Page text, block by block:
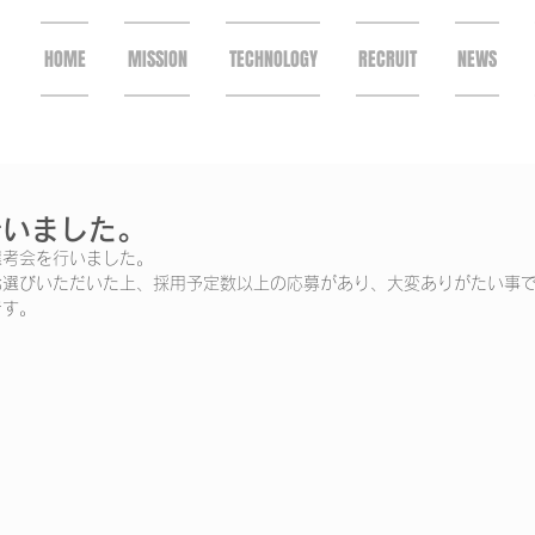
HOME MISSION TECHNOLOGY RECRUIT NEWS
ました。
会を行いました。
びいただいた上、採用予定数以上の応募があり、大変ありがたい事で
。